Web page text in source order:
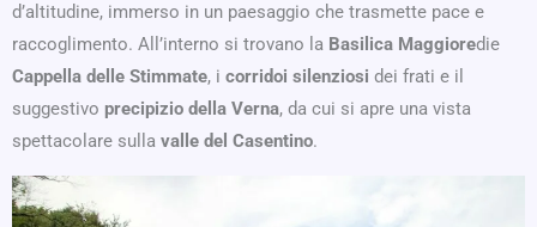
d’altitudine, immerso in un paesaggio che trasmette pace e
raccoglimento. All’interno si trovano la Basilica Maggioredie
Cappella delle Stimmate, i corridoi silenziosi dei frati e il
suggestivo precipizio della Verna, da cui si apre una vista
spettacolare sulla valle del Casentino.